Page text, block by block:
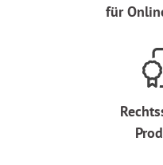
für